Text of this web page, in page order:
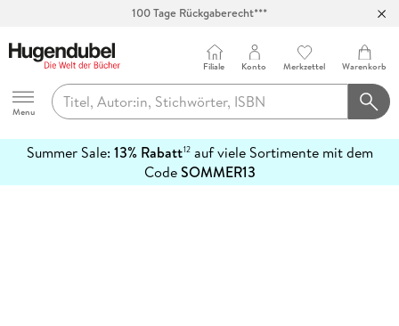
100 Tage Rückgaberecht***
Hugendubel
Menu
Filiale Konto Merkzettel Warenkorb
Summer Sale: 13% Rabatt12auf viele Sortimente mit dem
CodeSOMMER13
erfahren